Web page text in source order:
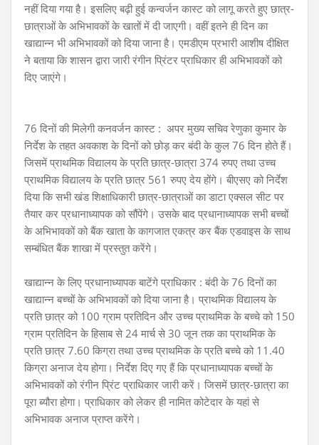
नहीं दिया गया है। इसलिए बढ़ी हुई कन्वर्जन कास्ट को लागू करते हुए छात्र-
छात्राओं के अभिभावकों के खातों में दी जाएगी। वहीं इतने ही दिन का
खाद्यान्न भी अभिभावकों को दिया जाना है। एमडीएम प्रभारी आशीष दीक्षित
ने बताया कि शासन द्वारा जारी रंगीन प्रिंटर प्राधिकार ही अभिभावकों को
दिए जाएंगे।
76 दिनों की मिलेगी कनवर्जन कास्ट : अपर मुख्य सचिव रेणुका कुमार के
निर्देश के तहत अवकाश के दिनों को छोड़ कर बंदी के कुल 76 दिन होते हैं।
जिसमें प्राथमिक विद्यालय के प्रति छात्र-छात्रा 374 रुपए तथा उच्च
प्राथमिक विद्यालय के प्रति छात्र 561 रुपए देय होंगे। बीएसए को निर्देश
दिया कि सभी खंड शिक्षाधिकारी छात्र-छात्राओं का डाटा एक्सल सीट पर
तैयार कर प्रधानाध्यापक को सौंपेंगे। उसके बाद प्रधानाध्यापक सभी बच्चों
के अभिभावकों को बैंक खाता के कागजात एकत्र कर बैंक एडवाइस के साथ
सम्बंधित बैंक शाखा में प्रस्तुत करेंगे।
खाद्यान्न के लिए प्रधानाध्यापक बाटेंगे प्राधिकार : बंदी के 76 दिनों का
खाद्यान्न बच्चों के अभिभावकों को दिया जाना है। प्राथमिक विद्यालय के
प्रति छात्र को 100 ग्राम प्रतिदिन और उच्च प्राथमिक के बच्चे को 150
ग्राम प्रतिदिन के हिसाब से 24 मार्च से 30 जून तक का प्राथमिक के
प्रति छात्र 7.60 किग्रा तथा उच्च प्राथमिक के प्रति बच्चे को 11.40
किग्रा अनाज देय होगा। निर्देश दिए गए हैं कि प्रधानाध्यापक बच्चों के
अभिभावकों को रंगीन प्रिंट प्राधिकार जारी करें। जिसमें छात्र-छात्रा का
पूरा ब्यौरा होगा। प्राधिकार को लेकर ही नामित कोटेदार के यहां से
अभिभावक अनाज प्राप्त करेंगे।